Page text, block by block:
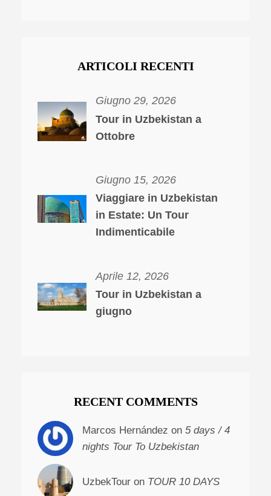
ARTICOLI RECENTI
Giugno 29, 2026
Tour in Uzbekistan a
Ottobre
Giugno 15, 2026
Viaggiare in Uzbekistan
in Estate: Un Tour
Indimenticabile
Aprile 12, 2026
Tour in Uzbekistan a
giugno
RECENT COMMENTS
Marcos Hernández on 5 days / 4
nights Tour To Uzbekistan
UzbekTour on TOUR 10 DAYS